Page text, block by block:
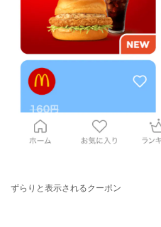
ずらりと表示されるクーポン